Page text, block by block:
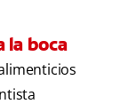
la boca